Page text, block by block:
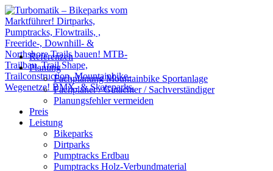
Referenzen
Planung
Fachplanung Mountainbike Sportanlage
Fachplaner / Gutachter / Sachverständiger
Planungsfehler vermeiden
Preis
Leistung
Bikeparks
Dirtparks
Pumptracks Erdbau
Pumptracks Holz-Verbundmaterial